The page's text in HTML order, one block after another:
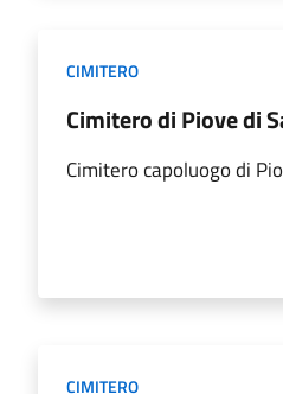
CIMITERO
Cimitero di Piove di
Cimitero capoluogo di
CIMITERO